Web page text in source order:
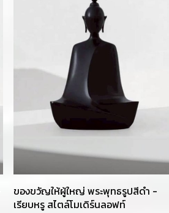
ของขวัญให้ผู้ใหญ่ พระพุทธรูปสีดำ -
เรียบหรู สไตล์โมเดิร์นลอฟท์